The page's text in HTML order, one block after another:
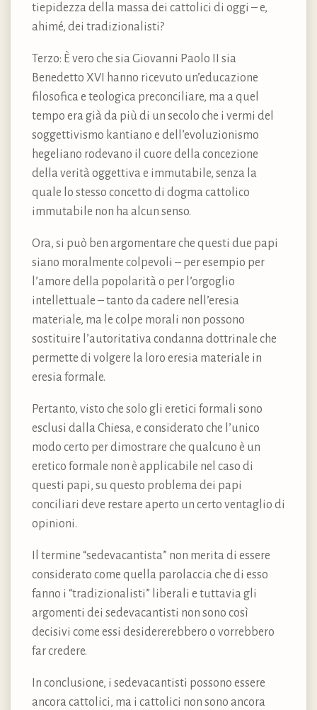
tiepidezza della massa dei cattolici di oggi – e,
ahimé, dei tradizionalisti?
Terzo: È vero che sia Giovanni Paolo II sia
Benedetto XVI hanno ricevuto un’educazione
filosofica e teologica preconciliare, ma a quel
tempo era già da più di un secolo che i vermi del
soggettivismo kantiano e dell’evoluzionismo
hegeliano rodevano il cuore della concezione
della verità oggettiva e immutabile, senza la
quale lo stesso concetto di dogma cattolico
immutabile non ha alcun senso.
Ora, si può ben argomentare che questi due papi
siano moralmente colpevoli – per esempio per
l’amore della popolarità o per l’orgoglio
intellettuale – tanto da cadere nell’eresia
materiale, ma le colpe morali non possono
sostituire l’autoritativa condanna dottrinale che
permette di volgere la loro eresia materiale in
eresia formale.
Pertanto, visto che solo gli eretici formali sono
esclusi dalla Chiesa, e considerato che l’unico
modo certo per dimostrare che qualcuno è un
eretico formale non è applicabile nel caso di
questi papi, su questo problema dei papi
conciliari deve restare aperto un certo ventaglio di
opinioni.
Il termine “sedevacantista” non merita di essere
considerato come quella parolaccia che di esso
fanno i “tradizionalisti” liberali e tuttavia gli
argomenti dei sedevacantisti non sono così
decisivi come essi desidererebbero o vorrebbero
far credere.
In conclusione, i sedevacantisti possono essere
ancora cattolici, ma i cattolici non sono ancora